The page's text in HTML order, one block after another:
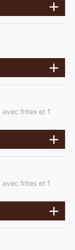
frites et 1
frites et 1